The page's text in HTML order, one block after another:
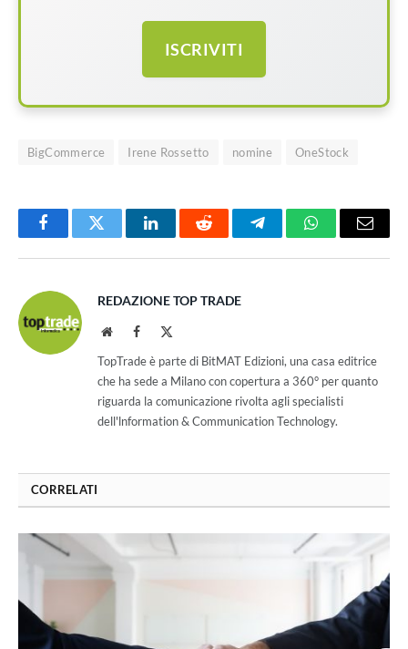
ISCRIVITI
BigCommerce Irene Rossetto nomine OneStock
FacebookTwitter LinkedInReddit TelegramWhatsAppEmail
REDAZIONE TOP TRADE
WebsiteFacebook
TopTrade è parte di BitMAT Edizioni, una casa editrice
che ha sede a Milano con copertura a 360° per quanto
riguarda la comunicazione rivolta agli specialisti
dell'lnformation & Communication Technology.
CORRELATI